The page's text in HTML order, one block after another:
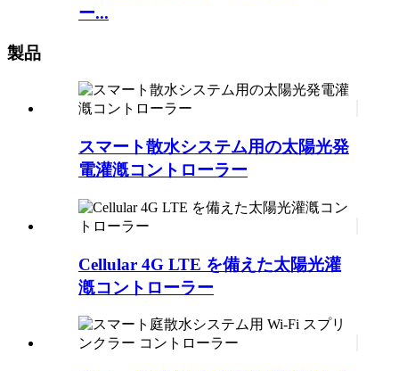
ー...
製品
スマート散水システム用の太陽光発
電灌漑コントローラー
Cellular 4G LTE を備えた太陽光灌
漑コントローラー